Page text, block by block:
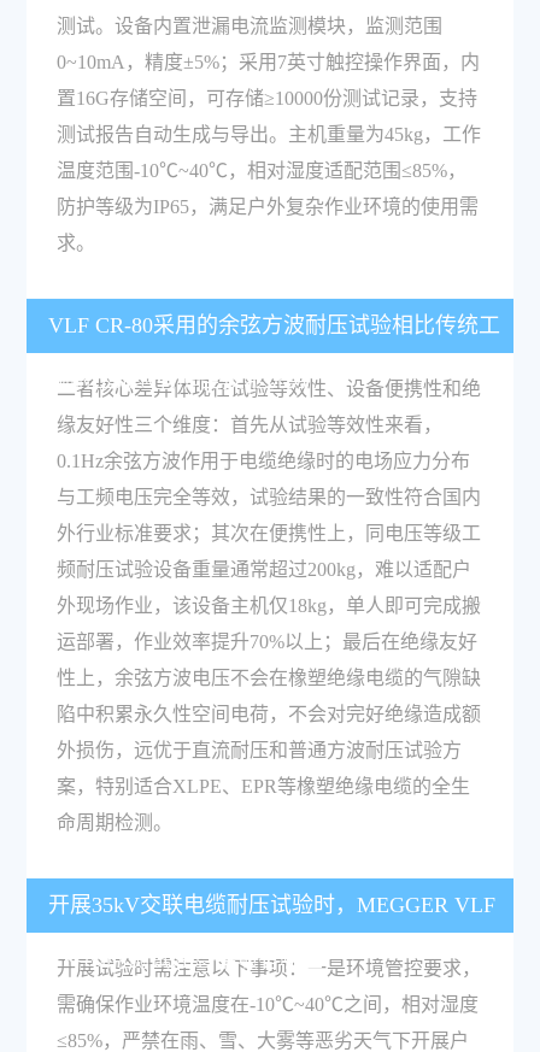
测试。设备内置泄漏电流监测模块，监测范围
0~10mA，精度±5%；采用7英寸触控操作界面，内
置16G存储空间，可存储≥10000份测试记录，支持
测试报告自动生成与导出。主机重量为45kg，工作
温度范围-10℃~40℃，相对湿度适配范围≤85%，
防护等级为IP65，满足户外复杂作业环境的使用需
求。
VLF CR-80采用的余弦方波耐压试验相比传统工
频耐压试验有哪些技术优势？
二者核心差异体现在试验等效性、设备便携性和绝
缘友好性三个维度：首先从试验等效性来看，
0.1Hz余弦方波作用于电缆绝缘时的电场应力分布
与工频电压完全等效，试验结果的一致性符合国内
外行业标准要求；其次在便携性上，同电压等级工
频耐压试验设备重量通常超过200kg，难以适配户
外现场作业，该设备主机仅18kg，单人即可完成搬
运部署，作业效率提升70%以上；最后在绝缘友好
性上，余弦方波电压不会在橡塑绝缘电缆的气隙缺
陷中积累永久性空间电荷，不会对完好绝缘造成额
外损伤，远优于直流耐压和普通方波耐压试验方
案，特别适合XLPE、EPR等橡塑绝缘电缆的全生
命周期检测。
开展35kV交联电缆耐压试验时，MEGGER VLF
CR-80的测试注意事项有哪些？
开展试验时需注意以下事项：一是环境管控要求，
需确保作业环境温度在-10℃~40℃之间，相对湿度
≤85%，严禁在雨、雪、大雾等恶劣天气下开展户